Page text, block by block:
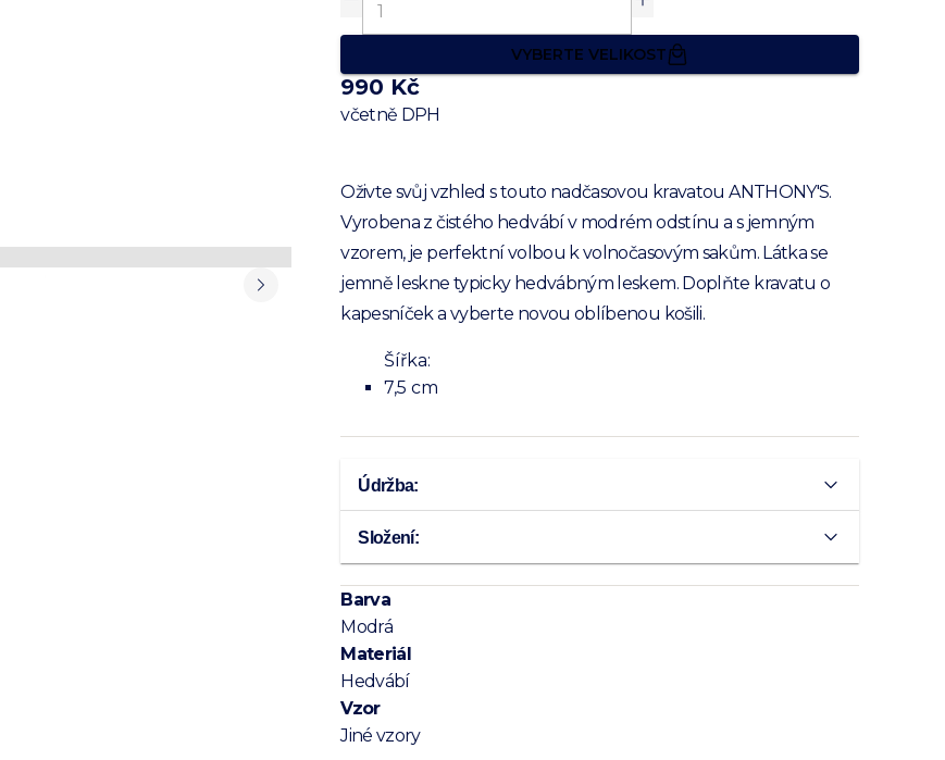
VYBERTE VELIKOST
990 Kč
včetně DPH
Oživte svůj vzhled s touto nadčasovou kravatou ANTHONY'S.
Vyrobena z čistého hedvábí v modrém odstínu a s jemným
vzorem, je perfektní volbou k volnočasovým sakům. Látka se
jemně leskne typicky hedvábným leskem. Doplňte kravatu o
kapesníček a vyberte novou oblíbenou košili.
Šířka:
7,5 cm
Údržba:
Složení:
Barva
Modrá
Materiál
Hedvábí
Vzor
Jiné vzory